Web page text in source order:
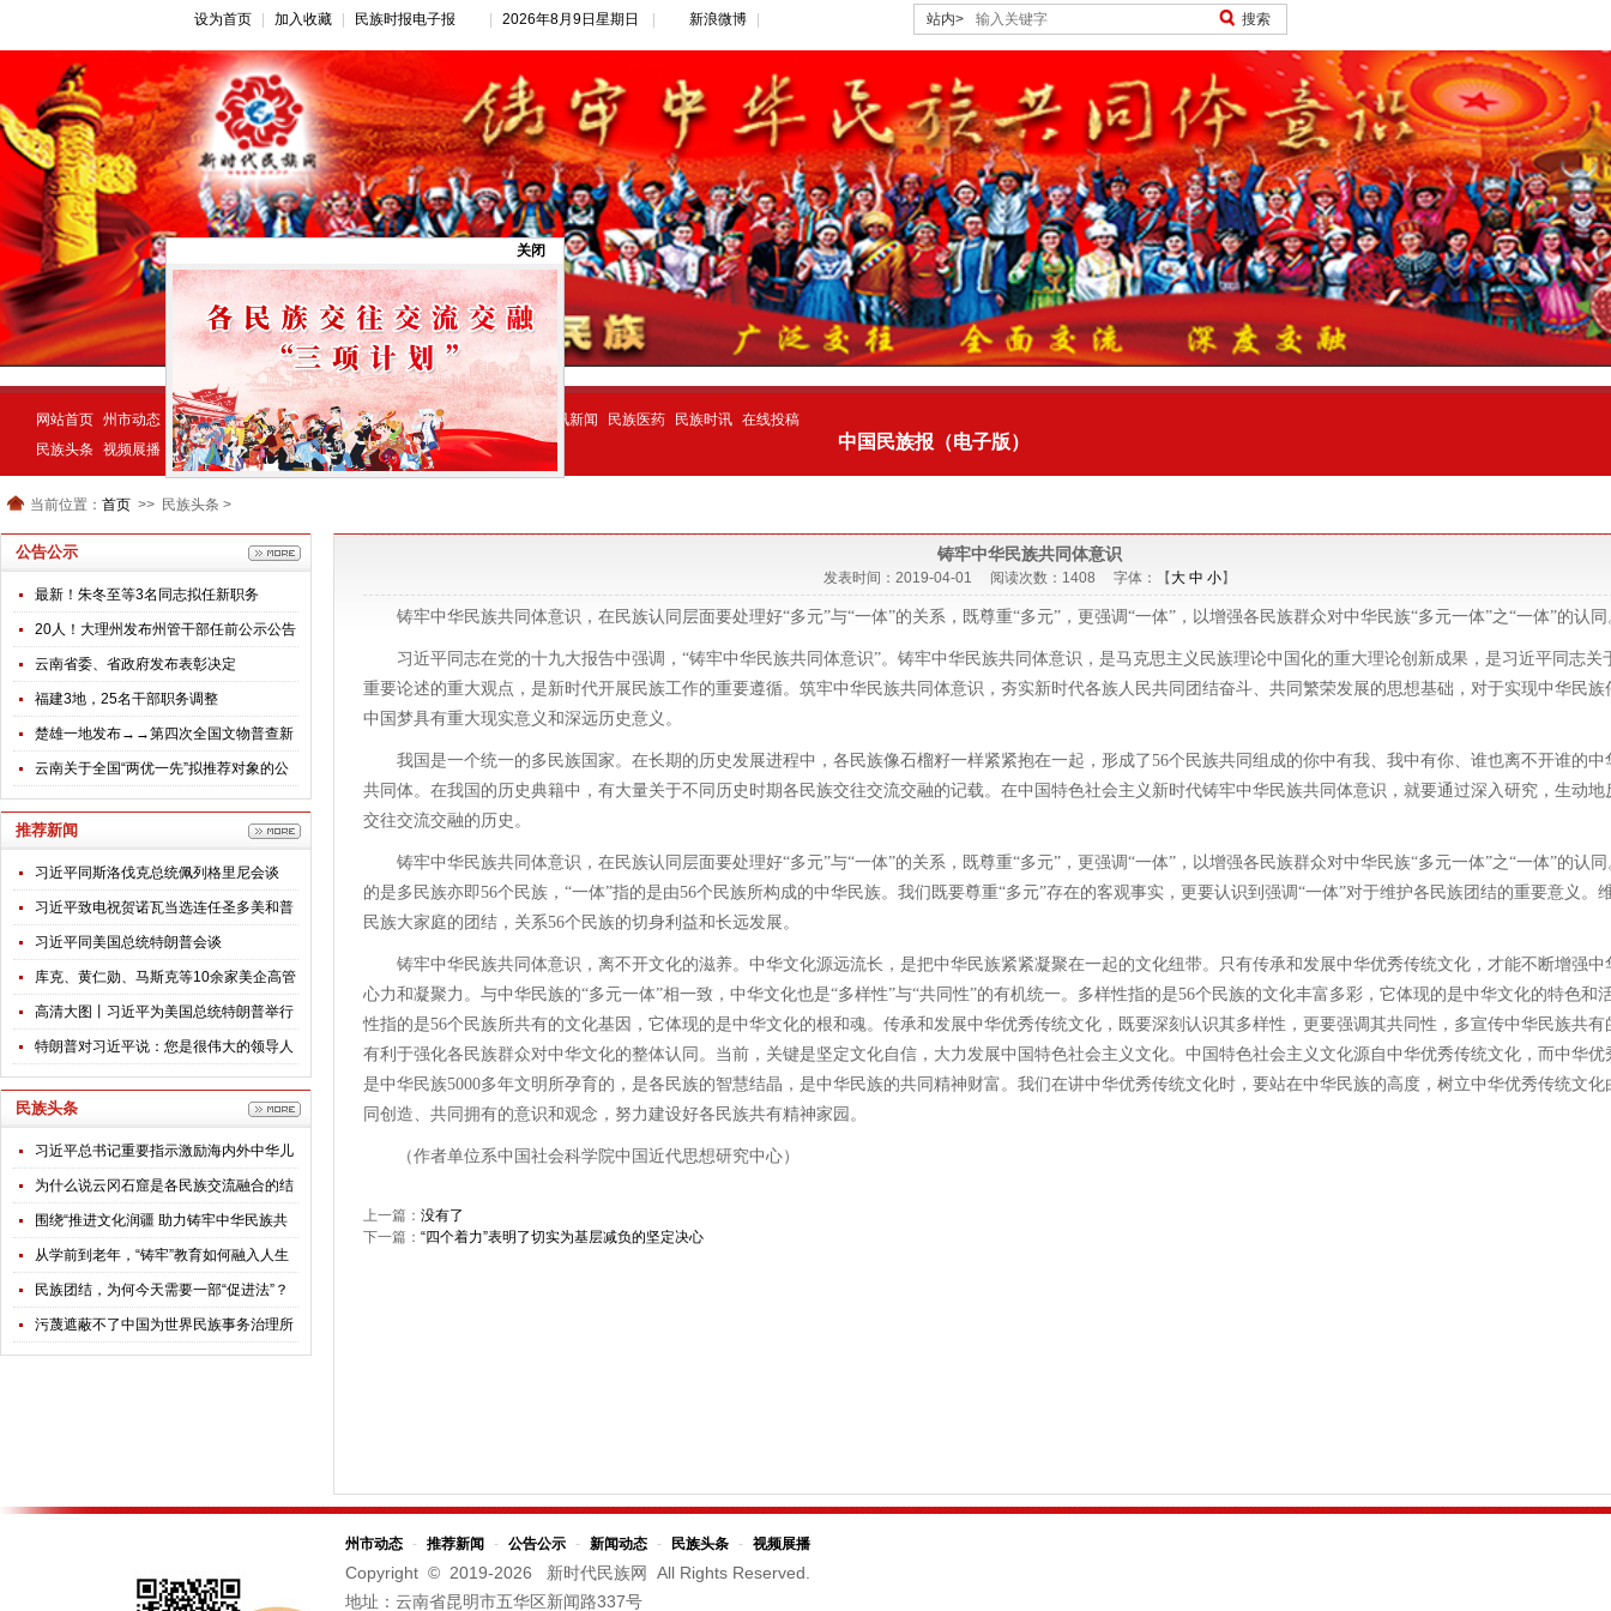
设为首页 加入收藏 民族时报电子报 2026年8月9日星期日 新浪微博 站内>
网站首页 州市动态 推荐新闻 公告公示 新闻动态
民族头条
视频展播 统一战线 民族动态 宗教视窗
民族经济 示范创建 警讯新闻 民族医药 民族时讯 在线投稿
中国民族报（电子版）
当前位置： 首页 >> 民族头条 >
公告公示
最新！朱冬至等3名同志拟任新职务
20人！大理州发布州管干部任前公示公告
云南省委、省政府发布表彰决定
福建3地，25名干部职务调整
楚雄一地发布→→第四次全国文物普查新
发现不可移动文物名录公告
云南关于全国“两优一先”拟推荐对象的公
示
推荐新闻
习近平同斯洛伐克总统佩列格里尼会谈
习近平致电祝贺诺瓦当选连任圣多美和普
林西比总统
习近平同美国总统特朗普会谈
库克、黄仁勋、马斯克等10余家美企高管
随特朗普访华，透露哪些信号？
高清大图丨习近平为美国总统特朗普举行
欢迎仪式
特朗普对习近平说：您是很伟大的领导人
民族头条
习近平总书记重要指示激励海内外中华儿
女团结奋斗
为什么说云冈石窟是各民族交流融合的结
晶？
围绕“推进文化润疆 助力铸牢中华民族共
同体意识”，全国政协专题调研组赴新疆开
展调研
从学前到老年，“铸牢”教育如何融入人生
每个阶段？
民族团结，为何今天需要一部“促进法”？
污蔑遮蔽不了中国为世界民族事务治理所
贡献的智慧
铸牢中华民族共同体意识
发表时间： 2019-04-01 阅读次数： 1408 字体：【大 中 小】
铸牢中华民族共同体意识，在民族认同层面要处理好“多元”与“一体”的关系，既尊重“多元”，更强调“一体”，以增强各民族群众对中华民族“多元一体”之“一体”的认同
习近平同志在党的十九大报告中强调，“铸牢中华民族共同体意识”。铸牢中华民族共同体意识，是马克思主义民族理论中国化的重大理论创新成果，是习近平同志关
重要论述的重大观点，是新时代开展民族工作的重要遵循。筑牢中华民族共同体意识，夯实新时代各族人民共同团结奋斗、共同繁荣发展的思想基础，对于实现中华民族
中国梦具有重大现实意义和深远历史意义。
我国是一个统一的多民族国家。在长期的历史发展进程中，各民族像石榴籽一样紧紧抱在一起，形成了56个民族共同组成的你中有我、我中有你、谁也离不开谁的中
共同体。在我国的历史典籍中，有大量关于不同历史时期各民族交往交流交融的记载。在中国特色社会主义新时代铸牢中华民族共同体意识，就要通过深入研究，生动地
交往交流交融的历史。
铸牢中华民族共同体意识，在民族认同层面要处理好“多元”与“一体”的关系，既尊重“多元”，更强调“一体”，以增强各民族群众对中华民族“多元一体”之“一体”的认同
的是多民族亦即56个民族，“一体”指的是由56个民族所构成的中华民族。我们既要尊重“多元”存在的客观事实，更要认识到强调“一体”对于维护各民族团结的重要意义。
民族大家庭的团结，关系56个民族的切身利益和长远发展。
铸牢中华民族共同体意识，离不开文化的滋养。中华文化源远流长，是把中华民族紧紧凝聚在一起的文化纽带。只有传承和发展中华优秀传统文化，才能不断增强中
心力和凝聚力。与中华民族的“多元一体”相一致，中华文化也是“多样性”与“共同性”的有机统一。多样性指的是56个民族的文化丰富多彩，它体现的是中华文化的特色和
性指的是56个民族所共有的文化基因，它体现的是中华文化的根和魂。传承和发展中华优秀传统文化，既要深刻认识其多样性，更要强调其共同性，多宣传中华民族共有
有利于强化各民族群众对中华文化的整体认同。当前，关键是坚定文化自信，大力发展中国特色社会主义文化。中国特色社会主义文化源自中华优秀传统文化，而中华优
是中华民族5000多年文明所孕育的，是各民族的智慧结晶，是中华民族的共同精神财富。我们在讲中华优秀传统文化时，要站在中华民族的高度，树立中华优秀传统文化
同创造、共同拥有的意识和观念，努力建设好各民族共有精神家园。
（作者单位系中国社会科学院中国近代思想研究中心）
上一篇： 没有了
下一篇： “四个着力”表明了切实为基层减负的坚定决心
州市动态 - 推荐新闻 - 公告公示 - 新闻动态 - 民族头条 - 视频展播
Copyright © 2019-2026
新时代民族网 All Rights Reserved.
地址：云南省昆明市五华区新闻路337号
关闭